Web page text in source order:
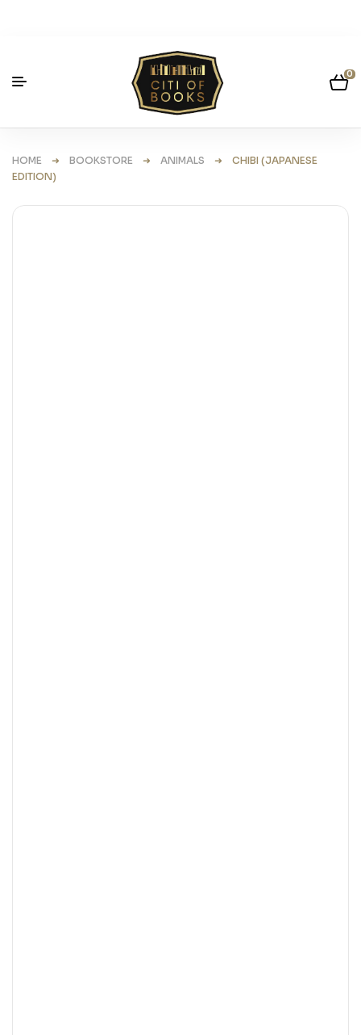
0
HOME ➜ BOOKSTORE ➜ ANIMALS ➜ CHIBI (JAPANESE
EDITION)